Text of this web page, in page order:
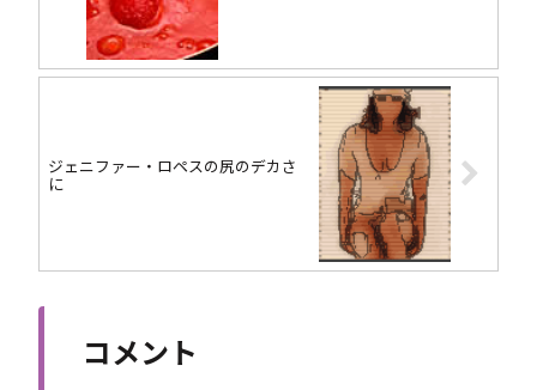
ジェニファー・ロペスの尻のデカさ
に
コメント